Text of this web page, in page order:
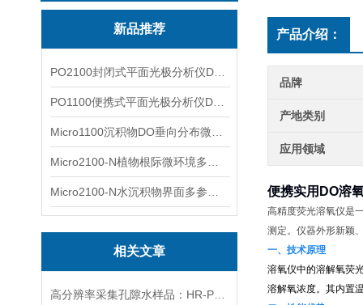
新品推荐
相关文章
产品介绍：
品牌
产地类别
应用领域
便携实用DO溶
高精度荧光溶氧仪是
测定。仪器外形新颖
一、技术原理
溶氧仪中的溶解氧荧
溶解氧浓度。其内置